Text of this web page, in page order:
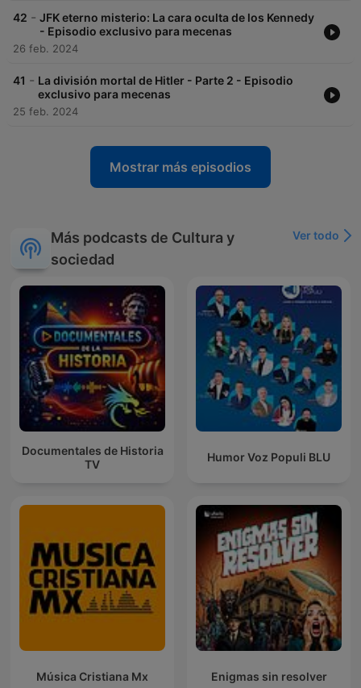
42 - JFK eterno misterio: La cara oculta de los Kennedy
- Episodio exclusivo para mecenas
26 feb. 2024
41 - La división mortal de Hitler - Parte 2 - Episodio
exclusivo para mecenas
25 feb. 2024
Mostrar más episodios
Más podcasts de Cultura y
sociedad
Ver todo
Documentales de Historia
TV
Humor Voz Populi BLU
Música Cristiana Mx Enigmas sin resolver